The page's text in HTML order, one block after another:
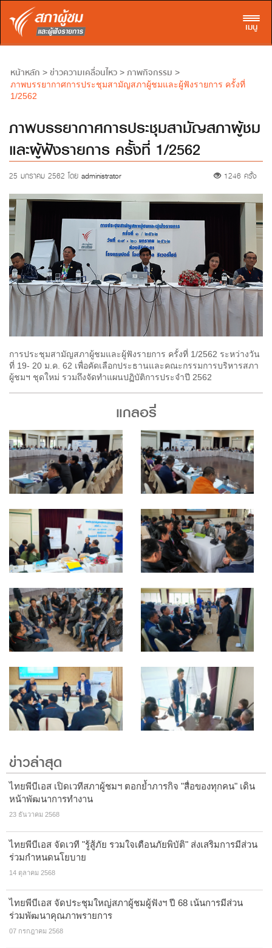
เมนู
หน้าหลัก > ข่าวความเคลื่อนไหว > ภาพกิจกรรม >
ภาพบรรยากาศการประชุมสามัญสภาผู้ชมและผู้ฟังรายการ ครั้งที่
1/2562
ภาพบรรยากาศการประชุมสามัญสภาผู้ชม
และผู้ฟังรายการ ครั้งที่ 1/2562
25 มกราคม 2562 โดย administrator 1246 ครั้ง
การประชุมสามัญสภาผู้ชมและผู้ฟังรายการ ครั้งที่ 1/2562 ระหว่างวัน
ที่ 19- 20 ม.ค. 62 เพื่อคัดเลือกประธานและคณะกรรมการบริหารสภา
ผู้ชมฯ ชุดใหม่ รวมถึงจัดทำแผนปฏิบัติการประจำปี 2562
แกลอรี่
ข่าวล่าสุด
ไทยพีบีเอส เปิดเวทีสภาผู้ชมฯ ตอกย้ำภารกิจ "สื่อของทุกคน" เดิน
หน้าพัฒนาการทำงาน
23 ธันวาคม 2568
ไทยพีบีเอส จัดเวที "รู้สู้ภัย รวมใจเตือนภัยพิบัติ" ส่งเสริมการมีส่วน
ร่วมกำหนดนโยบาย
14 ตุลาคม 2568
ไทยพีบีเอส จัดประชุมใหญ่สภาผู้ชมผู้ฟังฯ ปี 68 เน้นการมีส่วน
ร่วมพัฒนาคุณภาพรายการ
07 กรกฎาคม 2568